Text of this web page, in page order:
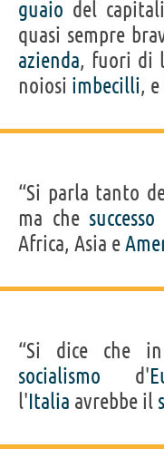
guaio del
quasi sempre
azienda, fuori di
noiosi imbecilli,
“Si parla tanto
ma che successo
Africa, Asia e
“Si dice che
socialismo d'
l'Italia avrebbe il